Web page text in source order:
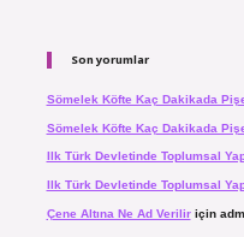
Son yorumlar
Sömelek Köfte Kaç Dakikada
Sömelek Köfte Kaç Dakikada
Ilk Türk Devletinde Toplumsal
Ilk Türk Devletinde Toplumsal
Çene Altına Ne Ad Veriliriçin